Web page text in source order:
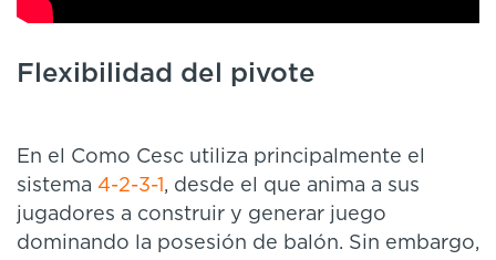
Flexibilidad del pivote
En el Como Cesc utiliza principalmente el
sistema 4-2-3-1 , desde el que anima a sus
jugadores a construir y generar juego
dominando la posesión de balón. Sin embargo,